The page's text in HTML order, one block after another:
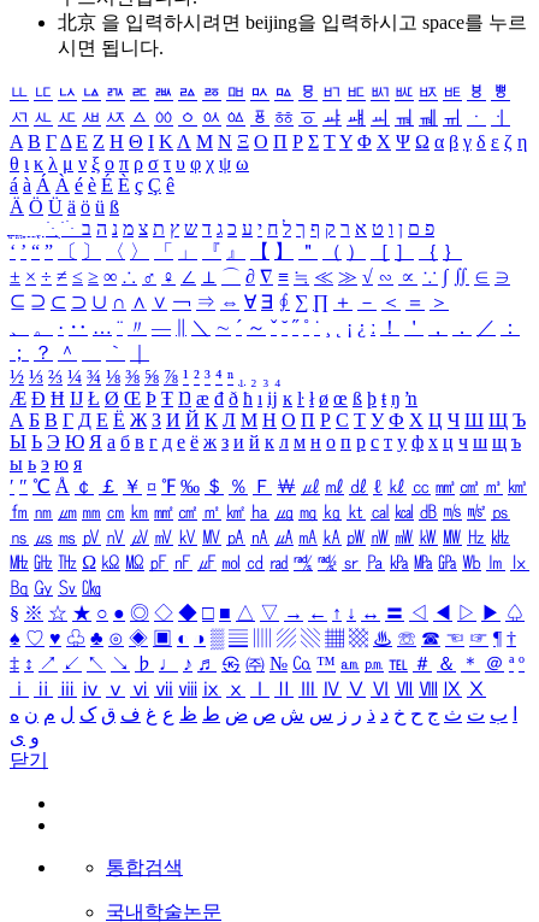
北京 을 입력하시려면 beijing을 입력하시고 space를 누르
시면 됩니다.
ㅥ ㅦ ㅧ ㅨ ㅩ ㅪ ㅫ ㅬ ㅭ ㅮ ㅯ ㅰ ㅱ ㅲ ㅳ ㅴ ㅵ ㅶ ㅷ ㅸ
ㅹ
ㅺ ㅻ ㅼ ㅽ ㅾ ㅿ ㆀ ㆁ ㆂ ㆃ ㆄ ㆅ ㆆ ㆇ ㆈ ㆉ ㆊ ㆋ ㆌ ㆍ
ㆎ
Α Β ΓΔ Ε Ζ Η Θ Ι ΚΛ Μ Ν Ξ Ο Π Ρ Σ ΤΥ Φ Χ Ψ Ω α β γ δ ε ζ η
θ ι κ λ μ ν ξ ο π ρ σ τ υ φ χ ψ ω
á à Á À é è É È ç Ç ê
Ä Ö Ü ä ö ü ß
ִֶֹ ֻּ ׁׂ פ ם ן ו ט א ר ק ף ך ל ח י ע כ ג ד ש ץ ת צ מ נ ה ב
‘ ’ “ ” 〔 〕 〈 〉 「 」 『 』 【 】 ＂ （ ） ［ ］ ｛ ｝
± × ÷ ≠ ≤ ≥ ∞ ∴ ♂ ♀ ∠ ⊥ ⌒ ∂ ∇ ≡ ≒ ≪ ≫ √ ∽ ∝ ∵ ∫ ∬ ∈ ∋
⊆ ⊇ ⊂ ⊃ ∪ ∩ ∧ ∨ ￢ ⇒ ⇔ ∀ ∃ ∮ ∑ ∏ ＋ － ＜ ＝
＞
、
。 · ‥ … ¨ 〃 ― ＼ ∼ ´ ～ ˇ ˘ ˝ ˚ ˙ ¸ ¡ ¿ ː ！ ＇ ， ． ／
：
；
？ ＾ ｀
½ ⅓ ⅔ ¼ ¾ ⅛ ⅜ ⅝ ⅞ ¹ ² ³ ⁴ ⁿ ₁ ₂ ₃ ₄
Æ Ð Ħ Ĳ Ł Ø Œ Þ Ŧ Ŋ æ đ ð ħ ı ĳ ĸ ŀ ł ø œ ß þ ŧ ŋ ŉ
А Б В Г Д Е Ё Ж З И Й К Л М Н О П Р С Т У Ф Х Ц Ч Ш Щ Ъ
Ы Ь Э Ю Я а б в г д е ё ж з и й к л м н о п р с т у ф х ц ч ш щ ъ
ы ь э ю я
′ ″ ℃ Å ￠ ￡ ￥ ¤ ℉ ‰ ＄ ％ Ｆ ￦ ㎕ ㎖ ㎗ ℓ ㎘ ㏄ ㎣ ㎤ ㎥ ㎦
㎙ ㎚ ㎛ ㎜ ㎝ ㎞ ㎟ ㎠ ㎡ ㎢ ㏊ ㎍ ㎎ ㎏ ㏏ ㎈ ㎉ ㏈ ㎧ ㎨ ㎰
㎱ ㎲ ㎳ ㎴ ㎵ ㎶ ㎷ ㎸ ㎹ ㎀ ㎁ ㎂ ㎃ ㎄ ㎺ ㎻ ㎽ ㎾ ㎿ ㎐ ㎑
㎒ ㎓ ㎔ Ω ㏀ ㏁ ㎊ ㎋ ㎌ ㏖ ㏅ ㎭ ㎮ ㎯ ㏛ ㎩ ㎪ ㎫ ㎬ ㏝ ㏐
㏓
㏃ ㏉ ㏜ ㏆
§ ※ ☆ ★ ○ ● ◎ ◇ ◆ □ ■ △ ▽ → ← ↑ ↓ ↔ 〓 ◁ ◀ ▷ ▶ ♤
♠ ♡ ♥ ♧ ♣ ⊙ ◈ ▣ ◐ ◑ ▒ ▤ ▨ ▧ ▦ ▩ ♨ ☏ ☎ ☜ ☞ ¶ †
‡ ↕ ↗ ↙ ↖ ↘ ♭ ♩ ♪ ♬ ㉿ ㈜ № ㏇ ™ ㏂ ㏘ ℡ ＃ ＆ ＊ ＠ ª º
ⅰ
ⅱ ⅲ ⅳ ⅴ ⅵ ⅶ ⅷ ⅸ ⅹ Ⅳ Ⅴ Ⅵ Ⅶ Ⅷ Ⅸ Ⅹ
ب ت ث ج ح خ د ذ ر ز س ش ص ض ط ظ ع غ ف ق ک ل م ن ه
و ی
닫기
통합검색
국내학술논문